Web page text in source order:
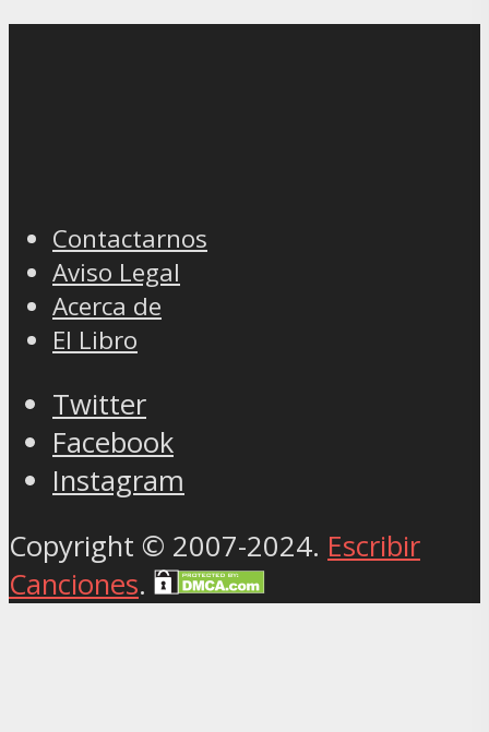
Contactarnos
Aviso Legal
Acerca de
El Libro
Twitter
Facebook
Instagram
Copyright © 2007-2024. Escribir
Canciones.